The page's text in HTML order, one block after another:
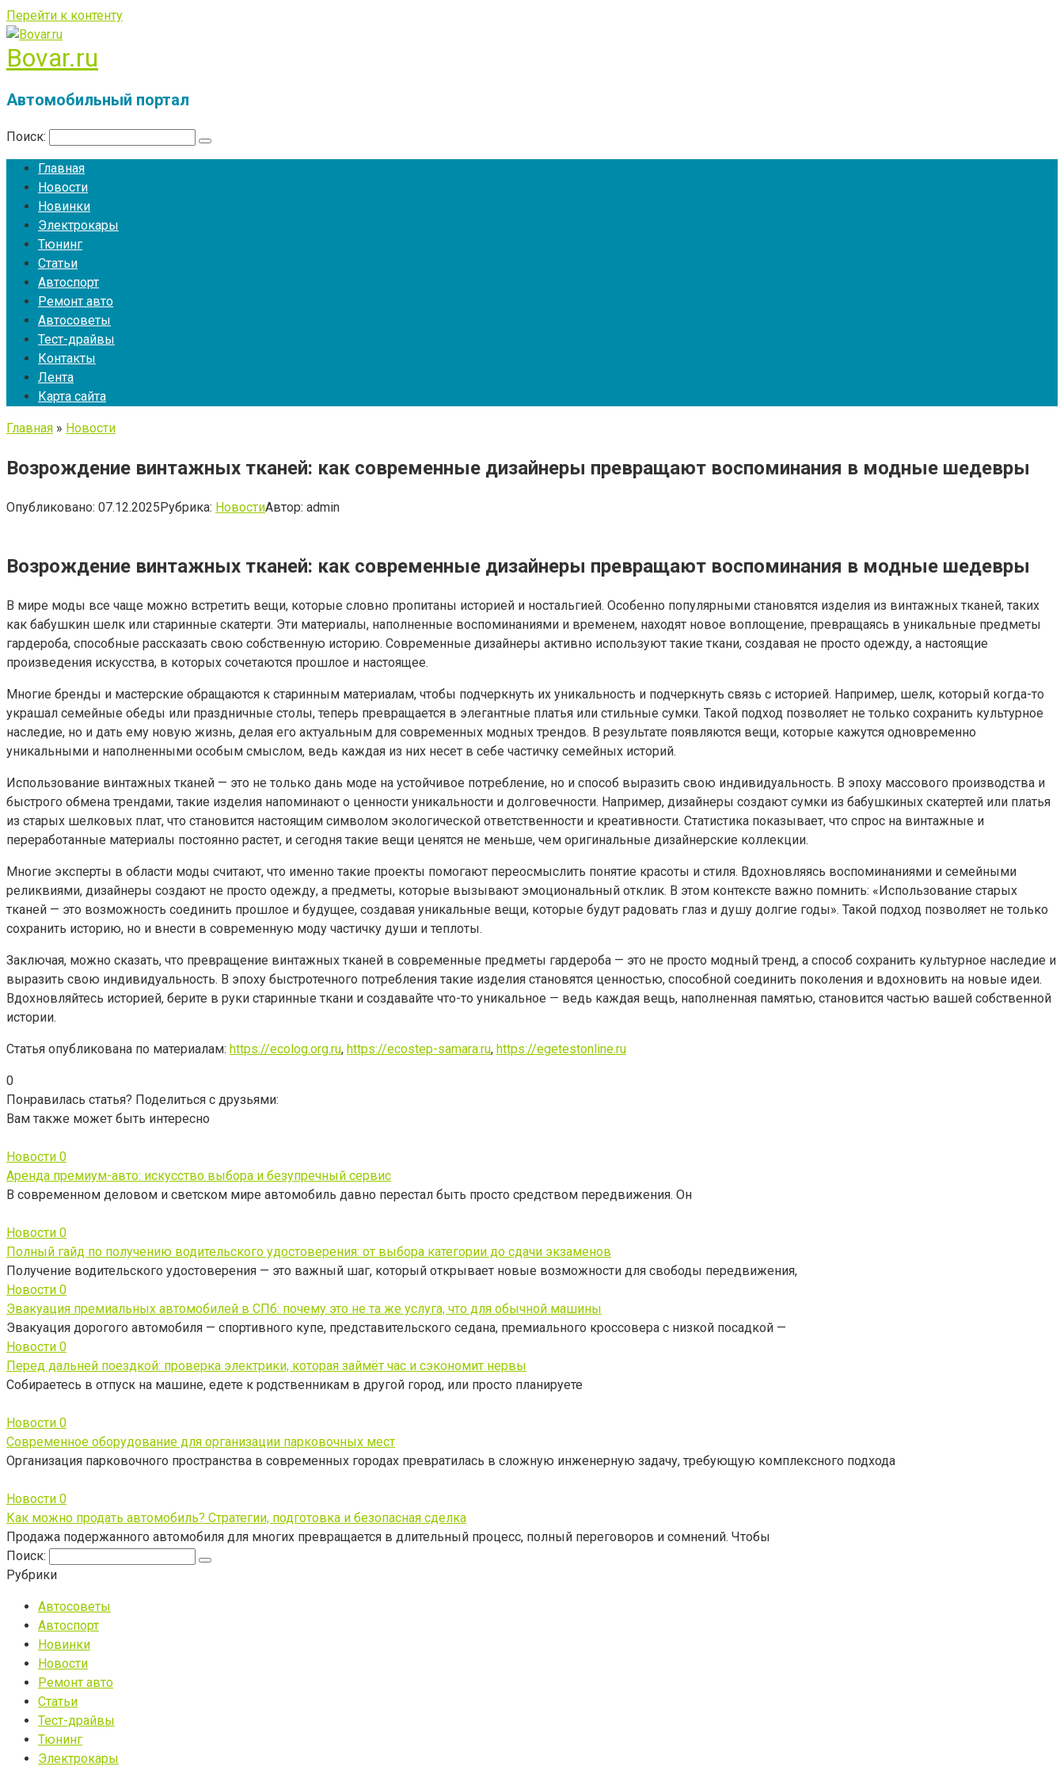
Перейти к контенту
Bovar.ru
Автомобильный портал
Поиск:
Главная
Новости
Новинки
Электрокары
Тюнинг
Статьи
Автоспорт
Ремонт авто
Автосоветы
Тест-драйвы
Контакты
Лента
Карта сайта
Главная » Новости
Возрождение винтажных тканей: как современные дизайнеры превращают воспоминания в модные шедевры
Опубликовано: 07.12.2025Рубрика: НовостиАвтор: admin
Возрождение винтажных тканей: как современные дизайнеры превращают воспоминания в модные шедевры
В мире моды все чаще можно встретить вещи, которые словно пропитаны историей и ностальгией. Особенно популярными становятся изделия из винтажных тканей, таких
как бабушкин шелк или старинные скатерти. Эти материалы, наполненные воспоминаниями и временем, находят новое воплощение, превращаясь в уникальные предметы
гардероба, способные рассказать свою собственную историю. Современные дизайнеры активно используют такие ткани, создавая не просто одежду, а настоящие
произведения искусства, в которых сочетаются прошлое и настоящее.
Многие бренды и мастерские обращаются к старинным материалам, чтобы подчеркнуть их уникальность и подчеркнуть связь с историей. Например, шелк, который когда-то
украшал семейные обеды или праздничные столы, теперь превращается в элегантные платья или стильные сумки. Такой подход позволяет не только сохранить культурное
наследие, но и дать ему новую жизнь, делая его актуальным для современных модных трендов. В результате появляются вещи, которые кажутся одновременно
уникальными и наполненными особым смыслом, ведь каждая из них несет в себе частичку семейных историй.
Использование винтажных тканей — это не только дань моде на устойчивое потребление, но и способ выразить свою индивидуальность. В эпоху массового производства и
быстрого обмена трендами, такие изделия напоминают о ценности уникальности и долговечности. Например, дизайнеры создают сумки из бабушкиных скатертей или платья
из старых шелковых плат, что становится настоящим символом экологической ответственности и креативности. Статистика показывает, что спрос на винтажные и
переработанные материалы постоянно растет, и сегодня такие вещи ценятся не меньше, чем оригинальные дизайнерские коллекции.
Многие эксперты в области моды считают, что именно такие проекты помогают переосмыслить понятие красоты и стиля. Вдохновляясь воспоминаниями и семейными
реликвиями, дизайнеры создают не просто одежду, а предметы, которые вызывают эмоциональный отклик. В этом контексте важно помнить: «Использование старых
тканей — это возможность соединить прошлое и будущее, создавая уникальные вещи, которые будут радовать глаз и душу долгие годы». Такой подход позволяет не только
сохранить историю, но и внести в современную моду частичку души и теплоты.
Заключая, можно сказать, что превращение винтажных тканей в современные предметы гардероба — это не просто модный тренд, а способ сохранить культурное наследие и
выразить свою индивидуальность. В эпоху быстротечного потребления такие изделия становятся ценностью, способной соединить поколения и вдохновить на новые идеи.
Вдохновляйтесь историей, берите в руки старинные ткани и создавайте что-то уникальное — ведь каждая вещь, наполненная памятью, становится частью вашей собственной
истории.
Статья опубликована по материалам: https://ecolog.org.ru, https://ecostep-samara.ru, https://egetestonline.ru
0
Понравилась статья? Поделиться с друзьями:
Вам также может быть интересно
Новости 0
Аренда премиум-авто: искусство выбора и безупречный сервис
В современном деловом и светском мире автомобиль давно перестал быть просто средством передвижения. Он
Новости 0
Полный гайд по получению водительского удостоверения: от выбора категории до сдачи экзаменов
Получение водительского удостоверения — это важный шаг, который открывает новые возможности для свободы передвижения,
Новости 0
Эвакуация премиальных автомобилей в СПб: почему это не та же услуга, что для обычной машины
Эвакуация дорогого автомобиля — спортивного купе, представительского седана, премиального кроссовера с низкой посадкой —
Новости 0
Перед дальней поездкой: проверка электрики, которая займёт час и сэкономит нервы
Собираетесь в отпуск на машине, едете к родственникам в другой город, или просто планируете
Новости 0
Современное оборудование для организации парковочных мест
Организация парковочного пространства в современных городах превратилась в сложную инженерную задачу, требующую комплексного подхода
Новости 0
Как можно продать автомобиль? Стратегии, подготовка и безопасная сделка
Продажа подержанного автомобиля для многих превращается в длительный процесс, полный переговоров и сомнений. Чтобы
Поиск:
Рубрики
Автосоветы
Автоспорт
Новинки
Новости
Ремонт авто
Статьи
Тест-драйвы
Тюнинг
Электрокары